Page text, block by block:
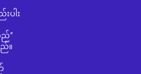
ပါး
ည်”
။